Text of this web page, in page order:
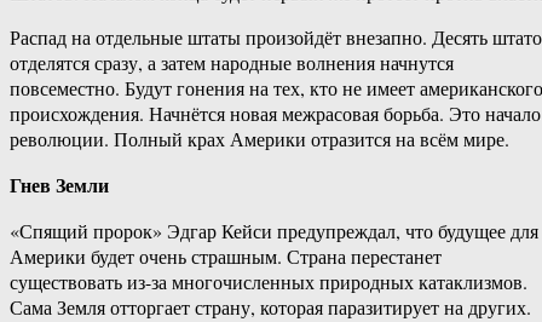
Распад на отдельные штаты произойдёт внезапно. Десять
отделятся сразу, а затем народные волнения начнутся
повсеместно. Будут гонения на тех, кто не имеет американского
происхождения. Начнётся новая межрасовая борьба. Это начало
революции. Полный крах Америки отразится на всём мире.
Гнев Земли
«Спящий пророк» Эдгар Кейси предупреждал, что будущее для
Америки будет очень страшным. Страна перестанет
существовать из-за многочисленных природных катаклизмов.
Сама Земля отторгает страну, которая паразитирует на других.